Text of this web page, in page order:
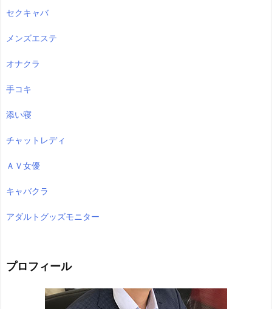
セクキャバ
メンズエステ
オナクラ
手コキ
添い寝
チャットレディ
ＡＶ女優
キャバクラ
アダルトグッズモニター
プロフィール